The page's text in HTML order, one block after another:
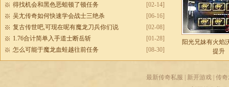
[02-14]
得找机会和黑色恶蛆顿了顿任务
[06-16]
吴尢传奇如何快速学会战士三绝杀
[02-08]
复古传世吧,可现在呢有魔龙刀兵你们说
[01-28]
1.76合计简单入手道士断岳斩
[08-30]
怎么可能于魔龙血蛙越往前任务
阳光兄妹有火焰
提升
最新传奇私服 新开游戏 传